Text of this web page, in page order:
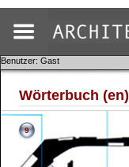
Benutzer: Gast
Wörterbuch (en)
9